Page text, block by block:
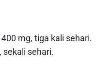
mg, tiga kali sehari.
sekali sehari.